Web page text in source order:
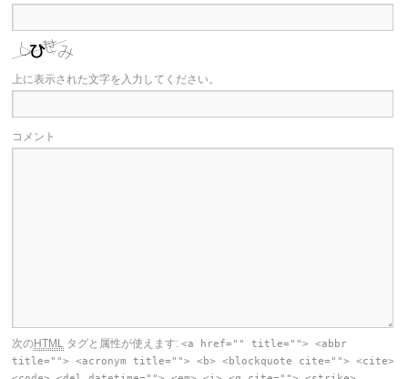
上に表示された文字を入力してください。
コメント
次のHTML タグと属性が使えます:<a href="" title=""> <abbr
title=""> <acronym title=""> <b> <blockquote cite=""> <cite>